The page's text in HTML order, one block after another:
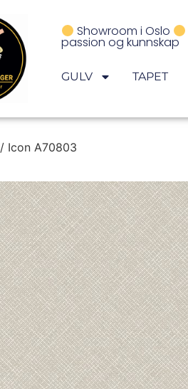
Showroom i Oslo
passion og kunnskap
GULV TAPET
/ Icon A70803